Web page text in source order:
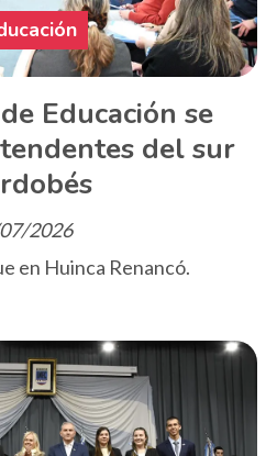
Educación se
del sur
2026
en Huinca Renancó.